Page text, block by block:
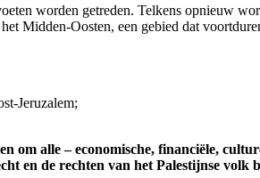
worden getreden. Telkens opnieuw
Midden-Oosten, een gebied dat
Jeruzalem;
om alle – economische, financiële,
en de rechten van het Palestijnse volk